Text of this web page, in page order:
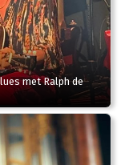
met Ralph de